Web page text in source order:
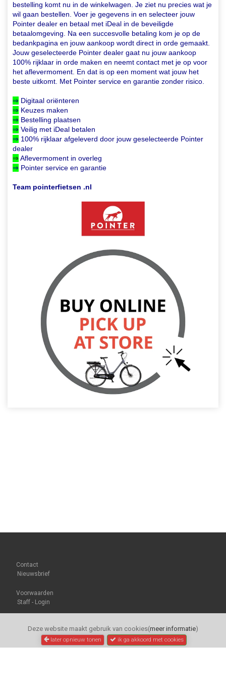
bestelling komt nu in de winkelwagen. Je ziet nu precies wat je
wil gaan bestellen. Voer je gegevens in en selecteer jouw
Pointer dealer en betaal met iDeal in de beveiligde
betaalomgeving. Na een succesvolle betaling kom je op de
bedankpagina en jouw aankoop wordt direct in orde gemaakt.
Jouw geselecteerde Pointer dealer gaat nu jouw aankoop
100% rijklaar in orde maken en neemt contact met je op voor
het aflevermoment. En dat is op een moment wat jouw het
beste uitkomt. Met Pointer service en garantie zonder risico.
⇒ Digitaal oriënteren
⇒ Keuzes maken
⇒ Bestelling plaatsen
⇒ Veilig met iDeal betalen
⇒ 100% rijklaar afgeleverd door jouw geselecteerde Pointer
dealer
⇒ Aflevermoment in overleg
⇒ Pointer service en garantie
Team pointerfietsen .nl
Deze website maakt gebruik van cookies(meer informatie)
later opnieuw tonen ik ga akkoord met cookies
Contact
Nieuwsbrief
Voorwaarden
Staff - Login